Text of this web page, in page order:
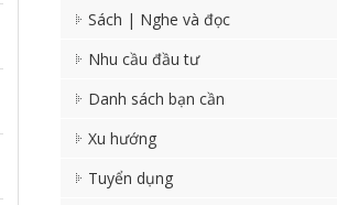
Sách | Nghe và đọc
Nhu cầu đầu tư
Danh sách bạn cần
Xu hướng
Tuyển dụng